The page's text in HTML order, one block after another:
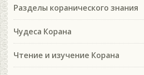
Разделы коранического знания
Чудеса Корана
Чтение и изучение Корана